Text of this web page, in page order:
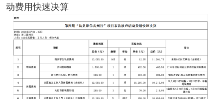
动费用快速决算